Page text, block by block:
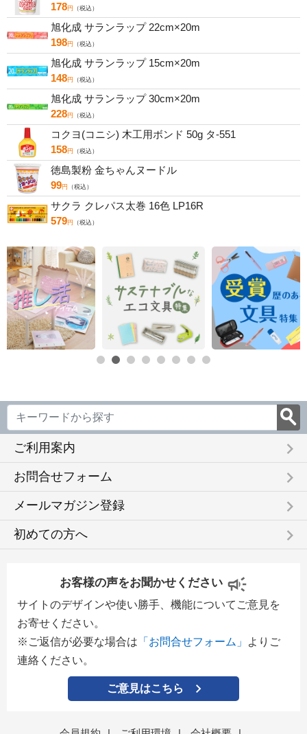
178円 （税込）
旭化成 サランラップ 22cm×20m
198円 （税込）
旭化成 サランラップ 15cm×20m
148円 （税込）
旭化成 サランラップ 30cm×20m
228円 （税込）
コクヨ(コニシ) 木工用ボンド 50g タ-551
158円 （税込）
徳島製粉 金ちゃんヌードル
99円 （税込）
サクラ クレパス太巻 16色 LP16R
579円 （税込）
ご利用案内 keyboard_arrow_right
お問合せフォーム keyboard_arrow_right
メールマガジン登録 keyboard_arrow_right
初めての方へ keyboard_arrow_right
お客様の声をお聞かせください
サイトのデザインや使い勝手、機能についてご意見を
お寄せください。
※ご返信が必要な場合は 「お問合せフォーム」
よりご
連絡ください。
ご意見はこちら